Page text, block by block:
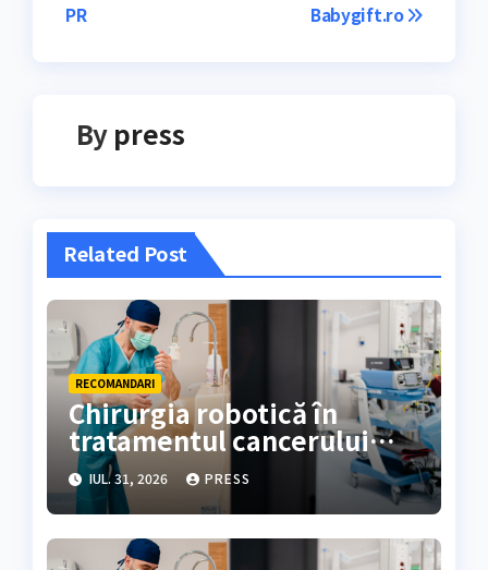
articole
Babygift.ro
PR
By press
Related Post
RECOMANDARI
Chirurgia robotică în
tratamentul cancerului
colorectal
IUL. 31, 2026 PRESS